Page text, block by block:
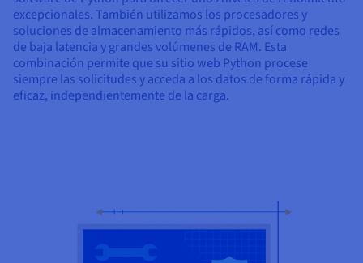
excepcionales. También utilizamos los procesadores y
soluciones de almacenamiento más rápidos, así como redes
de baja latencia y grandes volúmenes de RAM. Esta
combinación permite que su sitio web Python procese
siempre las solicitudes y acceda a los datos de forma rápida y
eficaz, independientemente de la carga.